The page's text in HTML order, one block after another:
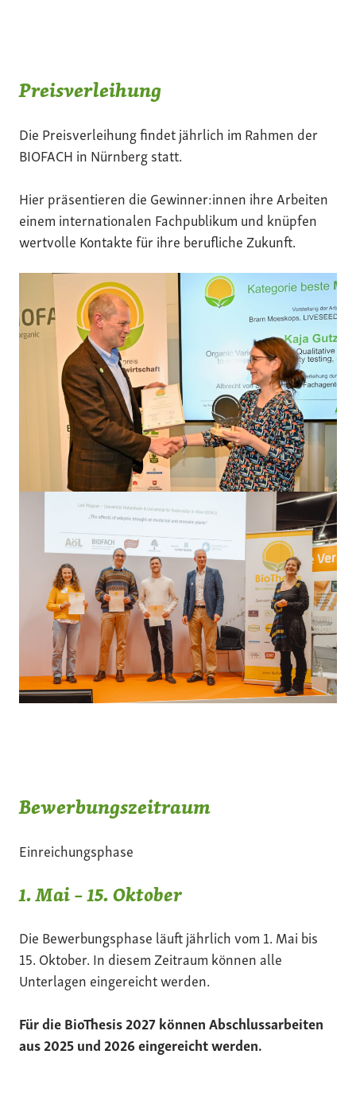
Preisverleihung
Die Preisverleihung findet jährlich im Rahmen der
BIOFACH in Nürnberg statt.
Hier präsentieren die Gewinner:innen ihre Arbeiten
einem internationalen Fachpublikum und knüpfen
wertvolle Kontakte für ihre berufliche Zukunft.
Bewerbungszeitraum
Einreichungsphase
1. Mai – 15. Oktober
Die Bewerbungsphase läuft jährlich vom 1. Mai bis
15. Oktober. In diesem Zeitraum können alle
Unterlagen eingereicht werden.
Für die BioThesis 2027 können Abschlussarbeiten
aus 2025 und 2026 eingereicht werden.